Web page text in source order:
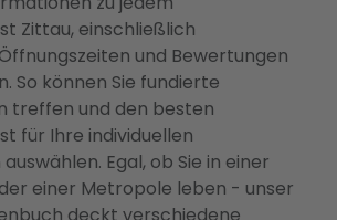
Zittau, einschließlich
und Bewertungen
So können Sie fundierte
treffen und den besten
für Ihre individuellen
Egal, ob Sie in einer
einer Metropole leben - unser